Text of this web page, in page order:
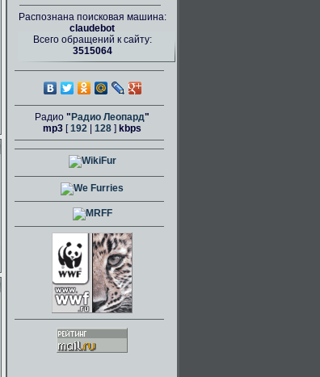
Распознана поисковая машина:
claudebot
Всего обращений к сайту:
3515064
Радио " Радио Леопард"
mp3 [192 128 ] kbps